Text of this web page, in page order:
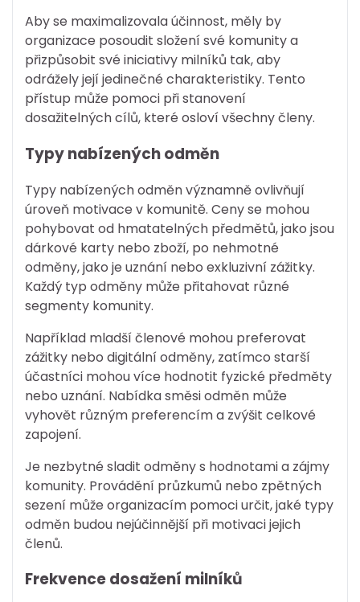
Aby se maximalizovala účinnost, měly by
organizace posoudit složení své komunity a
přizpůsobit své iniciativy milníků tak, aby
odrážely její jedinečné charakteristiky. Tento
přístup může pomoci při stanovení
dosažitelných cílů, které osloví všechny členy.
Typy nabízených odměn
Typy nabízených odměn významně ovlivňují
úroveň motivace v komunitě. Ceny se mohou
pohybovat od hmatatelných předmětů, jako jsou
dárkové karty nebo zboží, po nehmotné
odměny, jako je uznání nebo exkluzivní zážitky.
Každý typ odměny může přitahovat různé
segmenty komunity.
Například mladší členové mohou preferovat
zážitky nebo digitální odměny, zatímco starší
účastníci mohou více hodnotit fyzické předměty
nebo uznání. Nabídka směsi odměn může
vyhovět různým preferencím a zvýšit celkové
zapojení.
Je nezbytné sladit odměny s hodnotami a zájmy
komunity. Provádění průzkumů nebo zpětných
sezení může organizacím pomoci určit, jaké typy
odměn budou nejúčinnější při motivaci jejich
členů.
Frekvence dosažení milníků